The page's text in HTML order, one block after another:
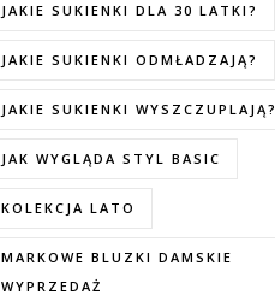
JAKIE SUKIENKI DLA 30 LATKI?
JAKIE SUKIENKI ODMŁADZAJĄ?
JAKIE SUKIENKI WYSZCZUPLAJĄ?
JAK WYGLĄDA STYL BASIC
KOLEKCJA LATO
MARKOWE BLUZKI DAMSKIE
WYPRZEDAŻ